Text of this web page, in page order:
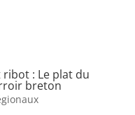
: Le plat du
breton